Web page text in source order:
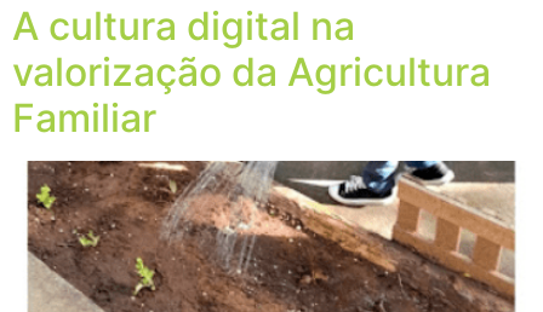
A cultura digital na
valorização da Agricultura
Familiar